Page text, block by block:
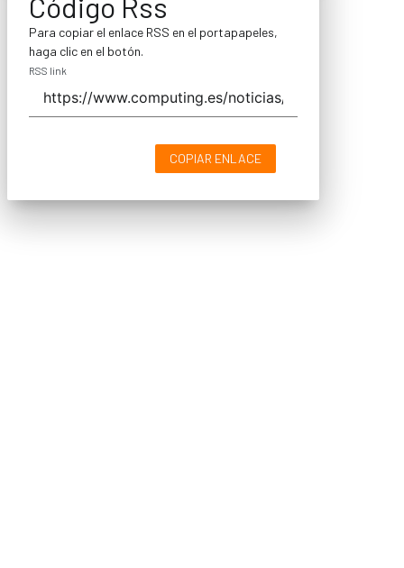
Para copiar el enlace RSS en el portapapeles,
haga clic en el botón.
RSS link
COPIAR ENLACE